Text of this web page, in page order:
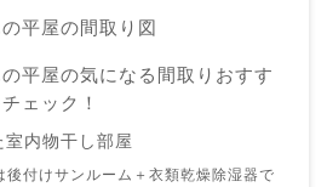
平屋の間取り図
平屋の気になる間取りおすす
ェック！
室内物干し部屋
後付けサンルーム＋衣類乾燥除湿器で